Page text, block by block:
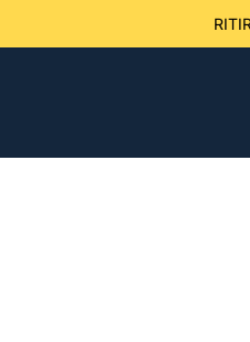
a 49 € RITIRO